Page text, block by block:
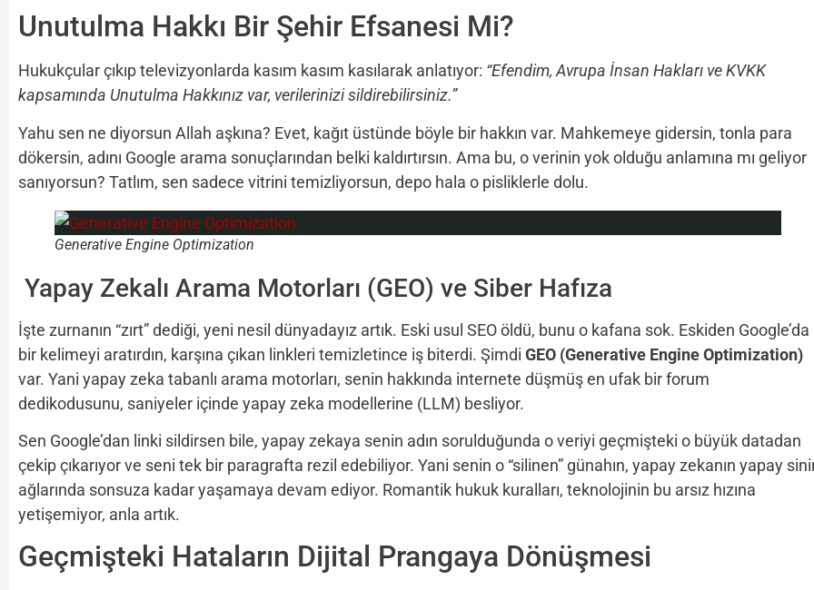
Unutulma Hakkı Bir Şehir Efsanesi Mi?
Hukukçular çıkıp televizyonlarda kasım kasım kasılarak anlatıyor: “Efendim, Avrupa İnsan Hakları ve KVKK
kapsamında Unutulma Hakkınız var, verilerinizi sildirebilirsiniz.”
Yahu sen ne diyorsun Allah aşkına? Evet, kağıt üstünde böyle bir hakkın var. Mahkemeye gidersin, tonla para
dökersin, adını Google arama sonuçlarından belki kaldırtırsın. Ama bu, o verinin yok olduğu anlamına mı geliyor
sanıyorsun? Tatlım, sen sadece vitrini temizliyorsun, depo hala o pisliklerle dolu.
Generative Engine Optimization
Yapay Zekalı Arama Motorları (GEO) ve Siber Hafıza
İşte zurnanın “zırt” dediği, yeni nesil dünyadayız artık. Eski usul SEO öldü, bunu o kafana sok. Eskiden Google’da
bir kelimeyi aratırdın, karşına çıkan linkleri temizletince iş biterdi. Şimdi GEO (Generative Engine Optimization)
var. Yani yapay zeka tabanlı arama motorları, senin hakkında internete düşmüş en ufak bir forum
dedikodusunu, saniyeler içinde yapay zeka modellerine (LLM) besliyor.
Sen Google’dan linki sildirsen bile, yapay zekaya senin adın sorulduğunda o veriyi geçmişteki o büyük datadan
çekip çıkarıyor ve seni tek bir paragrafta rezil edebiliyor. Yani senin o “silinen” günahın, yapay zekanın yapay
ağlarında sonsuza kadar yaşamaya devam ediyor. Romantik hukuk kuralları, teknolojinin bu arsız hızına
yetişemiyor, anla artık.
Geçmişteki Hataların Dijital Prangaya Dönüşmesi